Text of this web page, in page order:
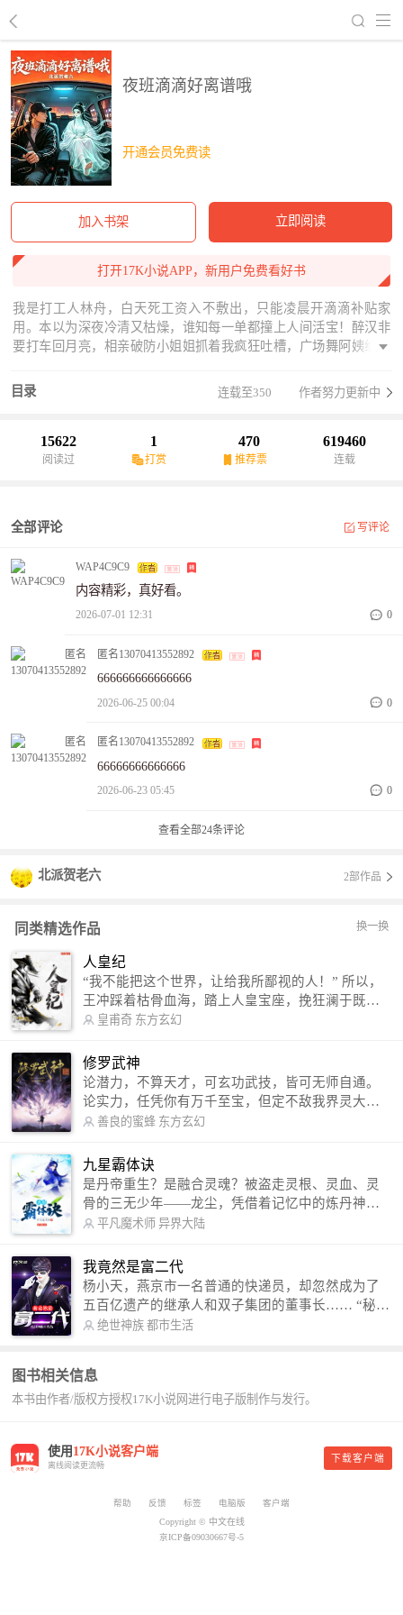
夜班滴滴好离谱哦
开通会员免费读
加入书架 立即阅读
打开17K小说APP，新用户免费看好书
我是打工人林舟，白天死工资入不敷出，只能凌晨开滴滴补贴家
用。本以为深夜冷清又枯燥，谁知每一单都撞上人间活宝！醉汉非
要打车回月亮，相亲破防小姐姐抓着我疯狂吐槽，广场舞阿姨组团
葩乘客轮番上线，爆笑名场面接连不断！我佛系接单、暖心待客，
意外成了全城深夜最抢手的滴滴司机，客源不断、收入暴涨，从落
火，一路笑到暴富！
目录 连载至350 作者努力更新中
15622
阅读过
1
打赏
470
推荐票
619460
连载
全部评论 写评论
WAP4C9C9
内容精彩，真好看。
2026-07-01 12:31 0
匿名13070413552892
666666666666666
2026-06-25 00:04 0
匿名13070413552892
66666666666666
2026-06-23 05:45 0
查看全部24条评论
北派贺老六 2部作品
同类精选作品 换一换
人皇纪
“我不能把这个世界，让给我所鄙视的人！” 所以，
王冲踩着枯骨血海，踏上人皇宝座，挽狂澜于既
倒，扶大厦之将倾，成就了一段无上的传说！ 微信
微博：皇甫奇（地址：http://weibo.com/u/25284575
87） QQ交流群：320238210【普通群】 574501330
【VIP订阅群】 欢迎大家关注。
皇甫奇 东方玄幻
修罗武神
论潜力，不算天才，可玄功武技，皆可无师自通。
论实力，任凭你有万千至宝，但定不敌我界灵大
军。 我是谁？天下众生视我为修罗，却不知，我以
信公众号：善良的蜜蜂后援会）
善良的蜜蜂 东方玄幻
九星霸体诀
是丹帝重生？是融合灵魂？被盗走灵根、灵血、灵
骨的三无少年——龙尘，凭借着记忆中的炼丹神
术，修行神秘功法九星霸体诀，拨开重重迷雾，解
勾搭各色美女，镇压恶鬼邪神。 江湖传闻：龙
尘一到，地吼天啸。龙尘一出，鬼泣神哭。 本
故事纯属虚构，如有雷同，那就是真事儿，想要对
号入座，抓紧时间进群：487963015 微信公众号：
平凡魔术师,或者搜索：pingfanmoshushi1982,公众
平凡魔术师 异界大陆
我竟然是富二代
杨小天，燕京市一名普通的快递员，却忽然成为了
五百亿遗产的继承人和双子集团的董事长…… “秘
书，给我定制一套百亿富翁的吃喝住行标准！” “好
呢？” “回杨总，开车太堵，已经给你安排了直升
机。” 从此，开启杨小天的百亿富翁之旅，只有他不
绝世神族 都市生活
图书相关信息
本书由作者/版权方授权17K小说网进行电子版制作与发行。
使用 17K小说客户端
离线阅读更流畅
下载客户端
帮助 反馈 标签 电脑版
客户端
Copyright © 中文在线
京ICP备09030667号-5